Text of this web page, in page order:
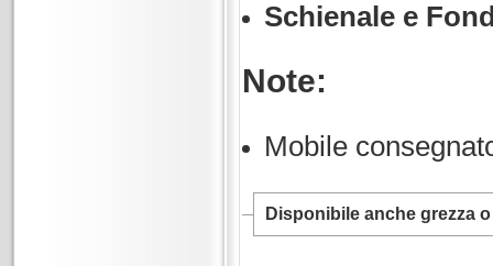
Schienale e
Note:
Mobile
Disponibile anche grezza